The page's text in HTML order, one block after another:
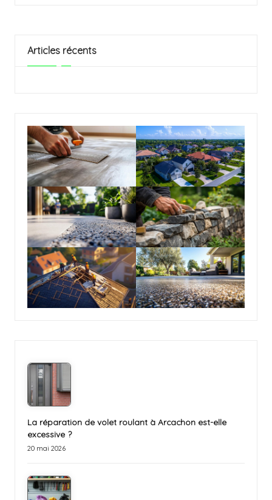
Articles récents
La réparation de volet roulant à Arcachon est-elle
excessive ?
20 mai 2026